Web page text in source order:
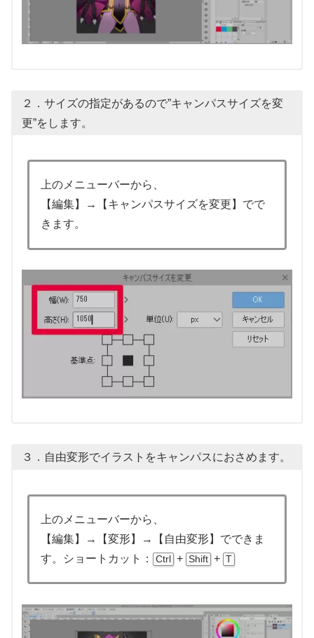
２．サイズの指定があるので”キャンパスサイズを変
更”をします。
上のメニューバーから、
【編集】→【キャンパスサイズを変更】でで
きます。
３．自由変形でイラストをキャンパスにおさめます。
上のメニューバーから、
【編集】→【変形】→【自由変形】でできま
す。ショートカット：
Ctrl + Shift + T